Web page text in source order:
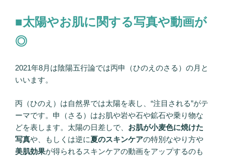
■太陽やお肌に関する写真や動画が
◎
2021年8月は陰陽五行論では丙申（ひのえのさる）の月と
いいます。
丙（ひのえ）は自然界では太陽を表し、“注目される”がテ
ーマです。申（さる）はお肌や岩や石や鉱石や乗り物な
どを表します。太陽の日差しで、 お肌が小麦色に焼けた
写真や、もしくは逆に夏のスキンケアの特別なやり方や
美肌効果が得られるスキンケアの動画をアップするのも